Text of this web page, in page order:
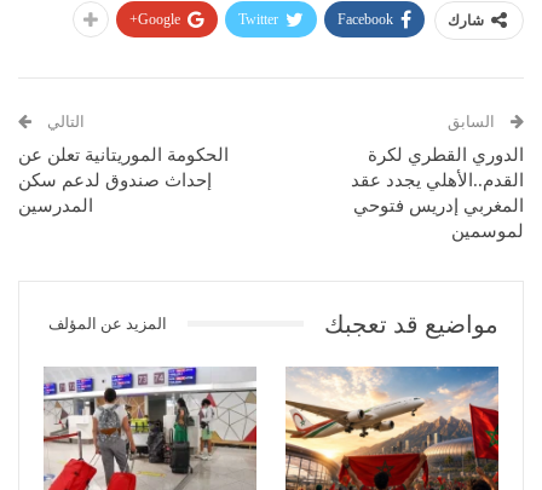
شارك Facebook
Twitter
Google+
السابق
الدوري القطري لكرة
القدم..الأهلي يجدد عقد
المغربي إدريس فتوحي
لموسمين
التالي
الحكومة الموريتانية تعلن عن
إحداث صندوق لدعم سكن
المدرسين
مواضيع قد تعجبك المزيد عن المؤلف